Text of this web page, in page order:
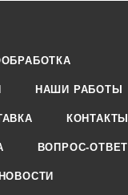
НАШИ РАБОТЫ
КОНТАКТЫ
ВОПРОС-ОТВЕТ
НОВОСТИ